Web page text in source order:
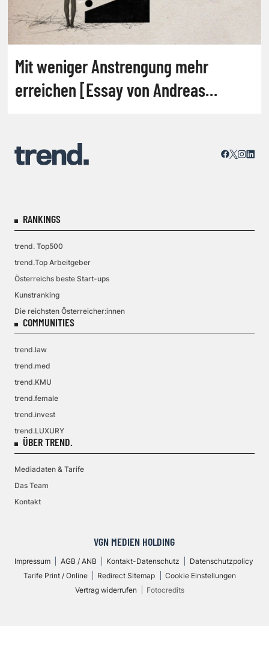
Mit weniger Anstrengung mehr
erreichen [Essay von Andreas
RANKINGS
trend. Top500
trend.Top Arbeitgeber
Österreichs beste Start-ups
Kunstranking
Die reichsten Österreicher:innen
COMMUNITIES
trend.law
trend.med
trend.KMU
trend.female
trend.invest
trend.LUXURY
ÜBER TREND.
Mediadaten & Tarife
Das Team
Kontakt
VGN MEDIEN HOLDING
Impressum AGB / ANB Kontakt-Datenschutz
Datenschutzpolicy
Tarife Print / Online
Redirect Sitemap
Cookie Einstellungen
Vertrag widerrufen
Fotocredits